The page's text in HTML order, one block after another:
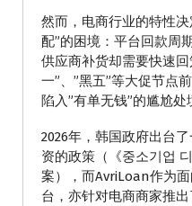
然而，电商行业的特性
配”的困境：平台回款周
供应商补货却需要快速
一”、”黑五”等大促节点
陷入”有单无钱”的尴尬处
2026年，韩国政府出台
资的政策（《중소기업
案），而AvriLoan作为
台，亦针对电商商家推